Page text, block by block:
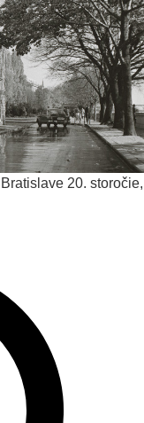
20. storočie,